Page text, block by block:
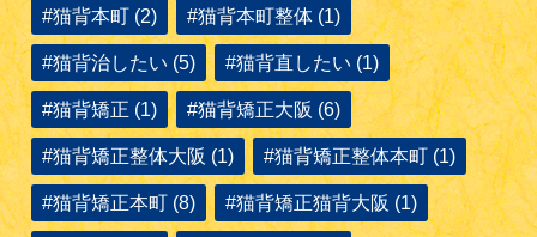
#猫背本町 (2) #猫背本町整体 (1)
#猫背治したい (5) #猫背直したい (1)
#猫背矯正 (1) #猫背矯正大阪 (6)
#猫背矯正整体大阪 (1) #猫背矯正整体本町 (1)
#猫背矯正本町 (8) #猫背矯正猫背大阪 (1)